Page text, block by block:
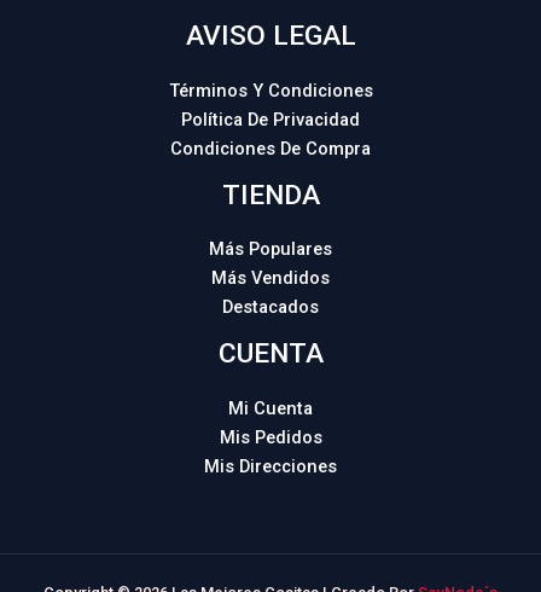
AVISO LEGAL
Términos Y Condiciones
Política De Privacidad
Condiciones De Compra
TIENDA
Más Populares
Más Vendidos
Destacados
CUENTA
Mi Cuenta
Mis Pedidos
Mis Direcciones